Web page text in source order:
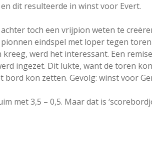
dit resulteerde in winst voor Evert.
toch een vrijpion weten te
eindspel met loper tegen
werd het interessant. Een
ingezet. Dit lukte, want de toren
bord kon zetten. Gevolg: winst voor
met 3,5 – 0,5. Maar dat is